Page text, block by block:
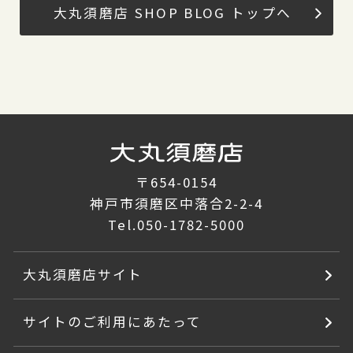
大丸須磨店 SHOP BLOG トップへ
〒654-0154
神戸市須磨区中落合2-2-4
Tel.050-1782-5000
大丸須磨店サイト
サイトのご利用にあたって